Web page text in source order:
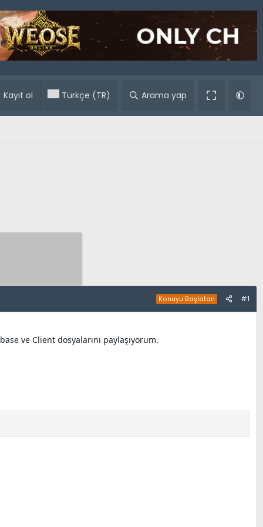
Kayıt ol Türkçe (TR) Arama yap
Konuyu Başlatan #1
ve Client dosyalarını paylaşıyorum.